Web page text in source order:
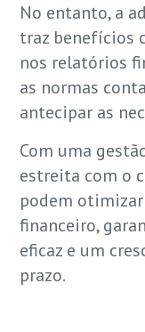
No entanto, a
traz benefícios
nos relatórios
as normas
antecipar as
Com uma
estreita com o
podem
financeiro,
eficaz e um
prazo.